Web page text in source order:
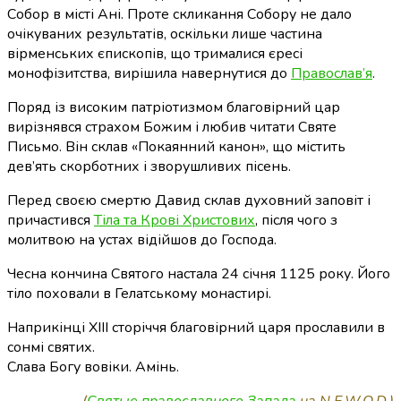
Собор в місті Ані. Проте скликання Собору не дало
очікуваних результатів, оскільки лише частина
вірменських єпископів, що трималися єресі
монофізитства, вирішила навернутися до Православ’я.
Поряд із високим патріотизмом благовірний цар
вирізнявся страхом Божим і любив читати Святе
Письмо. Він склав «Покаянний канон», що містить
дев’ять скорботних і зворушливих пісень.
Перед своєю смертю Давид склав духовний заповіт і
причастивсяТіла та Крові Христових, після чого з
молитвою на устах відійшов до Господа.
Чесна кончина Святого настала 24 січня 1125 року. Його
тіло поховали в Гелатському монастирі.
Наприкінці ХІІІ сторіччя благовірний царя прославили в
сонмі святих.
Слава Богу вовіки. Амінь.